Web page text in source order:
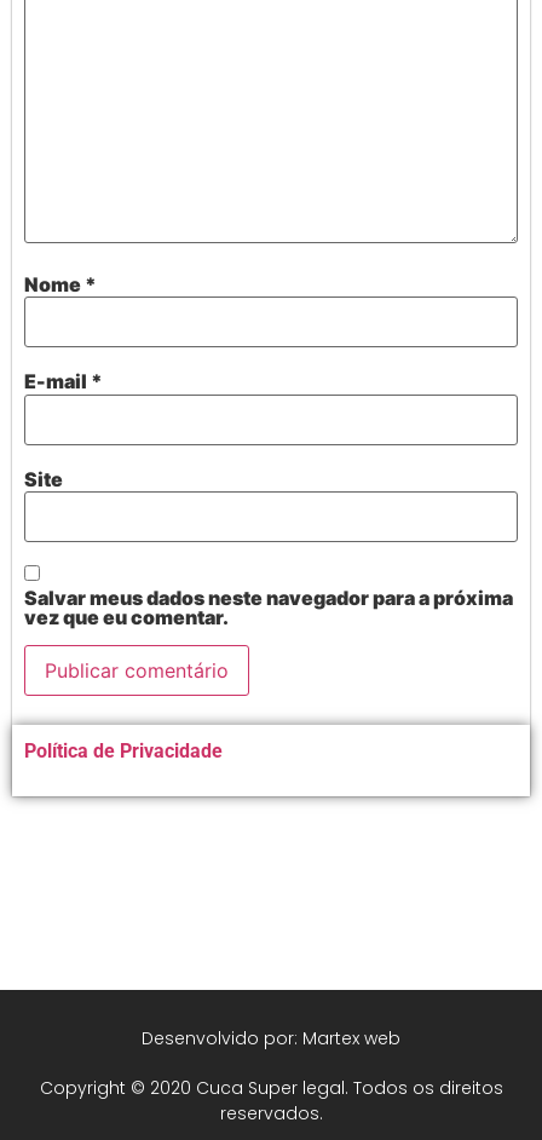
Nome *
E-mail *
Site
Salvar meus dados neste navegador para a próxima
vez que eu comentar.
Alternative:
Política de Privacidade
Copyright © 2020 Cuca Super legal. Todos os direitos
reservados.
Desenvolvido por: Martex web